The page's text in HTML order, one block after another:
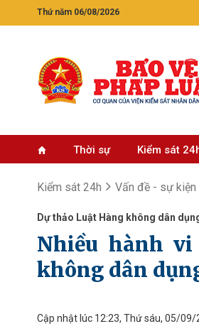
Thứ năm 06/08/2026
Thời sự Kiểm sát
Kiểm sát 24h Vấn đề - sự kiện
Dự thảo Luật Hàng không dân
Nhiều hành
không dân
Cập nhật lúc 12:23, Thứ sáu, 05/09/